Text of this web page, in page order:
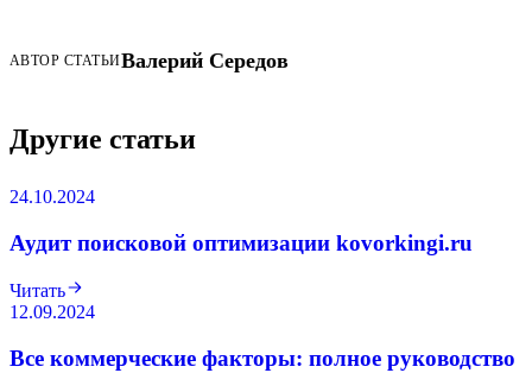
АВТОР СТАТЬИВалерий Середов
Другие статьи
24.10.2024
Аудит поисковой оптимизации kovorkingi.ru
Читать
12.09.2024
Все коммерческие факторы: полное руководство